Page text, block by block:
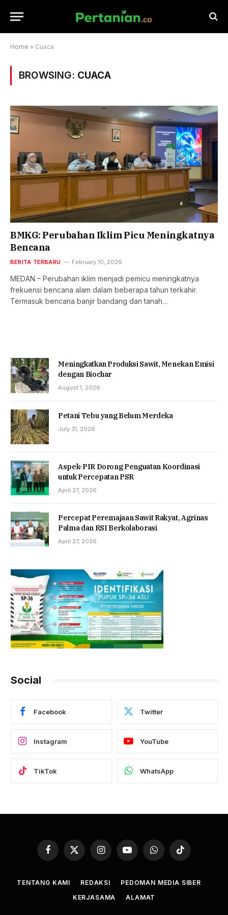
Home » Cuaca
BROWSING: CUACA
BMKG: Perubahan Iklim Picu Meningkatnya
Bencana
BERITA TERBARU February 10, 2026
MEDAN – Perubahan iklim menjadi pemicu meningkatnya
frekuensi bencana alam dalam beberapa tahun terkahir.
Termasuk bencana banjir bandang dan tanah…
Meningkatkan Produksi Sawit, Menekan Emisi
dengan Biochar
August 1, 2026
Petani Tebu yang Belum Merdeka
July 31, 2026
Aspek-PIR Dorong Penguatan Koordinasi
untuk Percepatan PSR
April 27, 2026
Percepat Peremajaan Sawit Rakyat, Agrinas
Palma dan RSI Berkolaborasi
April 27, 2026
Social
Facebook Twitter
Instagram YouTube
TikTok WhatsApp
Facebook
X
InstagramYouTubeWhatsAppTikTok
TENTANG KAMI REDAKSI
PEDOMAN MEDIA SIBER
KERJASAMA
ALAMAT